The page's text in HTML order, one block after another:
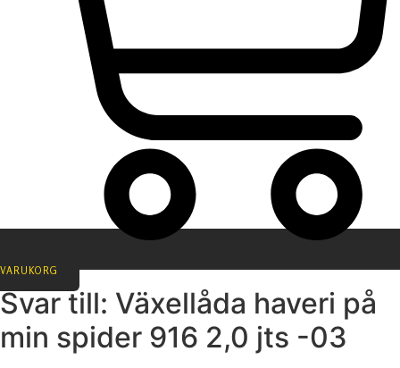
VARUKORG
Svar till: Växellåda haveri på
min spider 916 2,0 jts -03